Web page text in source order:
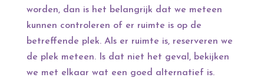
worden, dan is het belangrijk dat we meteen
kunnen controleren of er ruimte is op de
betreffende plek. Als er ruimte is, reserveren we
de plek meteen. Is dat niet het geval, bekijken
we met elkaar wat een goed alternatief is.